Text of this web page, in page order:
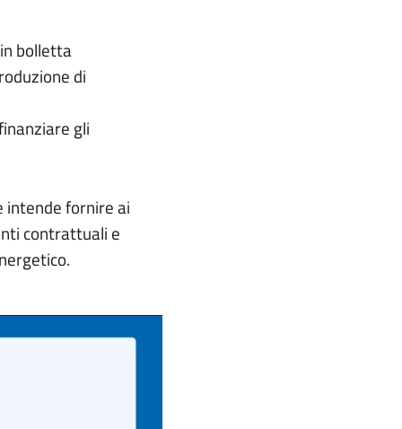
bolletta
di
gli
intende fornire ai
contrattuali e